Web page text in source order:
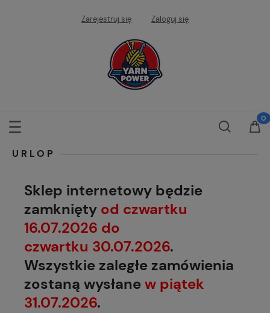
Zarejestruj się Zaloguj się
URLOP
Sklep internetowy będzie
zamknięty od czwartku
16.07.2026 do
czwartku 30.07.2026.
Wszystkie zaległe zamówienia
zostaną wysłanew piątek
31.07.2026.